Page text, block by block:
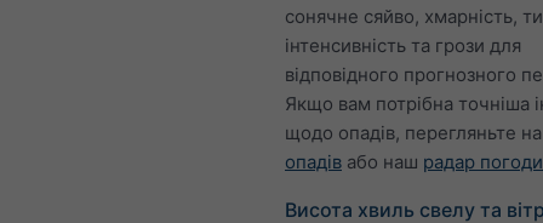
сонячне сяйво, хмарність,
інтенсивність та грози для
відповідного прогнозного
Якщо вам потрібна точніша
щодо опадів, перегляньте
опадів або наш радар погоди
Висота хвиль свелу та